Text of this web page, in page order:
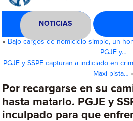
NOTICIAS
« Bajo cargos de homicidio simple, un
PGJE y…
PGJE y SSPE capturan a indiciado en
Maxi-pista…
Por recargarse en su
hasta matarlo. PGJE y
inculpado para que